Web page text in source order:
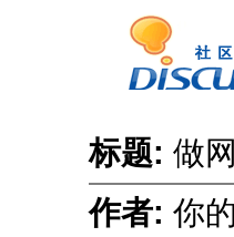
标题: 做
作者: 你